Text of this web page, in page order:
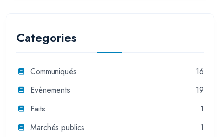
Categories
Communiqués
16
Evènements
19
Faits
1
Marchés publics
1